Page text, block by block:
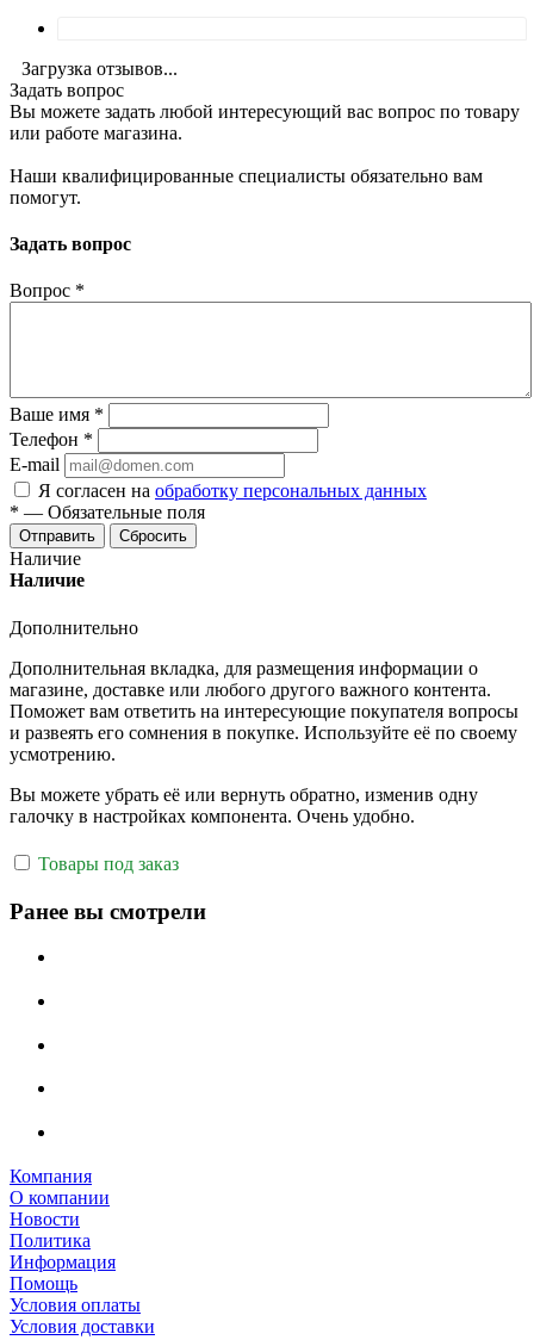
Загрузка отзывов...
Задать вопрос
Вы можете задать любой интересующий вас вопрос по товару
или работе магазина.
Наши квалифицированные специалисты обязательно вам
помогут.
Задать вопрос
Вопрос *
Ваше имя *
Телефон *
E-mail
Я согласен на обработку персональных данных
* — Обязательные поля
Отправить Сбросить
Наличие
Наличие
Дополнительно
Дополнительная вкладка, для размещения информации о
магазине, доставке или любого другого важного контента.
Поможет вам ответить на интересующие покупателя вопросы
и развеять его сомнения в покупке. Используйте её по своему
усмотрению.
Вы можете убрать её или вернуть обратно, изменив одну
галочку в настройках компонента. Очень удобно.
Товары под заказ
Ранее вы смотрели
Компания
О компании
Новости
Политика
Информация
Помощь
Условия оплаты
Условия доставки